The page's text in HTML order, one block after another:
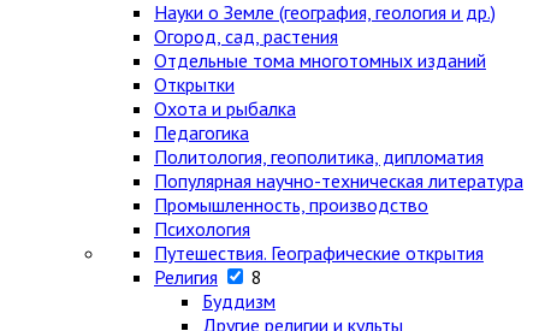
Науки о Земле (география, геология и др.)
Огород, сад, растения
Отдельные тома многотомных изданий
Открытки
Охота и рыбалка
Педагогика
Политология, геополитика, дипломатия
Популярная научно-техническая литература
Промышленность, производство
Психология
Путешествия. Географические открытия
Религия
8
Буддизм
Другие религии и культы